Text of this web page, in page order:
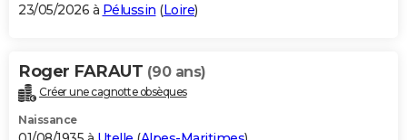
BONS PLANS
Carte de Noël
Carte Bonne année
Carte Saint-Valentin
Carte Pâques
Carte d'anniversaire
DICTIONNAIRE
Dictionnaire
Biographies
Citations
Expressions
Proverbes
PROGRAMME TV
23/05/2026 à Pélussin (Loire)
Roger FARAUT (90 ans)
Créer une cagnotte obsèques
Naissance